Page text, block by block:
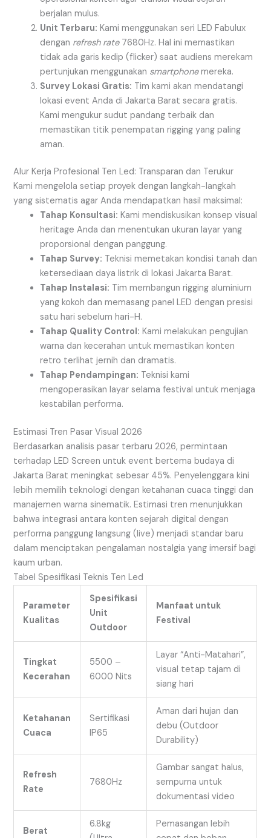
berjalan mulus.
Unit Terbaru: Kami menggunakan seri LED Fabulux
dengan refresh rate7680Hz. Hal ini memastikan
tidak ada garis kedip (flicker) saat audiens merekam
pertunjukan menggunakan smartphonemereka.
Survey Lokasi Gratis: Tim kami akan mendatangi
lokasi event Anda di Jakarta Barat secara gratis.
Kami mengukur sudut pandang terbaik dan
memastikan titik penempatan rigging yang paling
aman.
Alur Kerja Profesional Ten Led: Transparan dan Terukur
Kami mengelola setiap proyek dengan langkah-langkah
yang sistematis agar Anda mendapatkan hasil maksimal:
Tahap Konsultasi: Kami mendiskusikan konsep visual
heritage Anda dan menentukan ukuran layar yang
proporsional dengan panggung.
Tahap Survey: Teknisi memetakan kondisi tanah dan
ketersediaan daya listrik di lokasi Jakarta Barat.
Tahap Instalasi: Tim membangun rigging aluminium
yang kokoh dan memasang panel LED dengan presisi
satu hari sebelum hari-H.
Tahap Quality Control: Kami melakukan pengujian
warna dan kecerahan untuk memastikan konten
retro terlihat jernih dan dramatis.
Tahap Pendampingan: Teknisi kami
mengoperasikan layar selama festival untuk menjaga
kestabilan performa.
Estimasi Tren Pasar Visual 2026
Berdasarkan analisis pasar terbaru 2026, permintaan
terhadap LED Screen untuk event bertema budaya di
Jakarta Barat meningkat sebesar 45%. Penyelenggara kini
lebih memilih teknologi dengan ketahanan cuaca tinggi dan
manajemen warna sinematik. Estimasi tren menunjukkan
bahwa integrasi antara konten sejarah digital dengan
performa panggung langsung (live) menjadi standar baru
dalam menciptakan pengalaman nostalgia yang imersif bagi
kaum urban.
Tabel Spesifikasi Teknis Ten Led
Parameter
Kualitas
Spesifikasi
Unit
Outdoor
Manfaat untuk
Festival
Tingkat
Kecerahan
5500 –
6000 Nits
Layar “Anti-Matahari”,
visual tetap tajam di
siang hari
Ketahanan
Cuaca
Sertifikasi
IP65
Aman dari hujan dan
debu (Outdoor
Durability)
Refresh
Rate
7680Hz
Gambar sangat halus,
sempurna untuk
dokumentasi video
Berat
6.8kg
Pemasangan lebih